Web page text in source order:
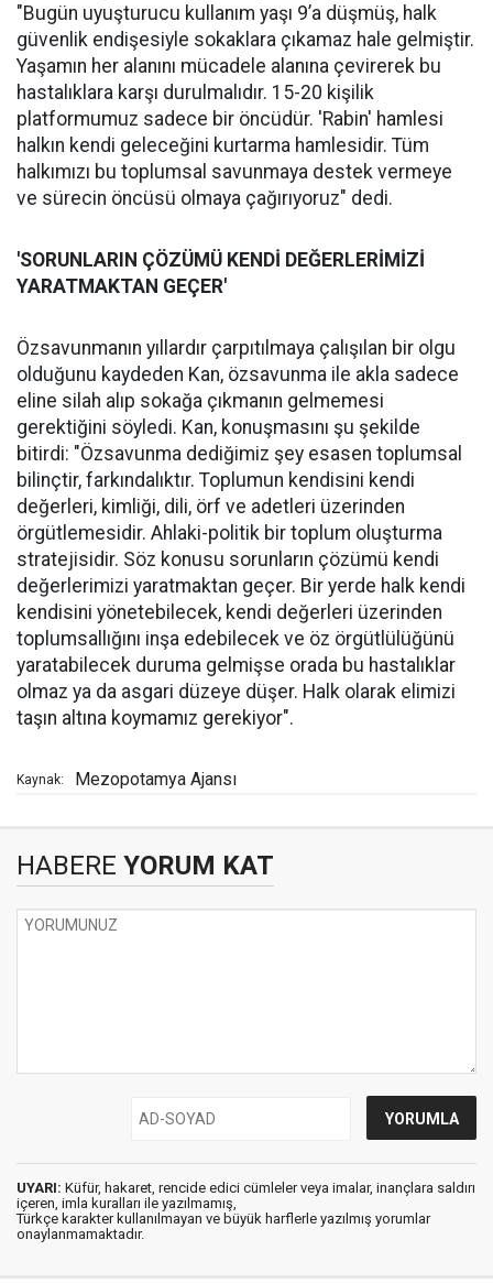
"Bugün uyuşturucu kullanım yaşı 9’a düşmüş, halk
güvenlik endişesiyle sokaklara çıkamaz hale gelmiştir.
Yaşamın her alanını mücadele alanına çevirerek bu
hastalıklara karşı durulmalıdır. 15-20 kişilik
platformumuz sadece bir öncüdür. 'Rabin' hamlesi
halkın kendi geleceğini kurtarma hamlesidir. Tüm
halkımızı bu toplumsal savunmaya destek vermeye
ve sürecin öncüsü olmaya çağırıyoruz" dedi.
'SORUNLARIN ÇÖZÜMÜ KENDİ DEĞERLERİMİZİ
YARATMAKTAN GEÇER'
Özsavunmanın yıllardır çarpıtılmaya çalışılan bir olgu
olduğunu kaydeden Kan, özsavunma ile akla sadece
eline silah alıp sokağa çıkmanın gelmemesi
gerektiğini söyledi. Kan, konuşmasını şu şekilde
bitirdi: "Özsavunma dediğimiz şey esasen toplumsal
bilinçtir, farkındalıktır. Toplumun kendisini kendi
değerleri, kimliği, dili, örf ve adetleri üzerinden
örgütlemesidir. Ahlaki-politik bir toplum oluşturma
stratejisidir. Söz konusu sorunların çözümü kendi
değerlerimizi yaratmaktan geçer. Bir yerde halk kendi
kendisini yönetebilecek, kendi değerleri üzerinden
toplumsallığını inşa edebilecek ve öz örgütlülüğünü
yaratabilecek duruma gelmişse orada bu hastalıklar
olmaz ya da asgari düzeye düşer. Halk olarak elimizi
taşın altına koymamız gerekiyor".
Kaynak: Mezopotamya Ajansı
HABERE YORUM KAT
UYARI: Küfür, hakaret, rencide edici cümleler veya imalar, inançlara saldırı
içeren, imla kuralları ile yazılmamış,
Türkçe karakter kullanılmayan ve büyük harflerle yazılmış yorumlar
onaylanmamaktadır.